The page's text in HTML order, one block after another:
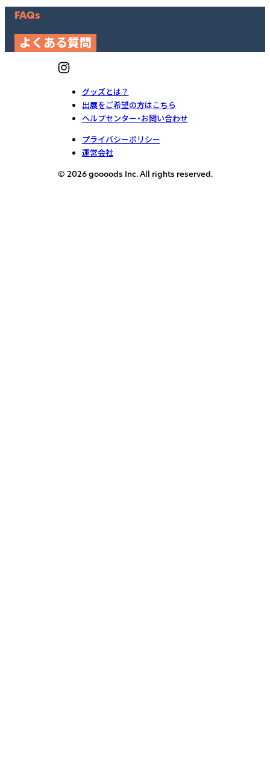
FAQs
よくある質問
グッズとは？
出展をご希望の方はこちら
ヘルプセンター・お問い合わせ
プライバシーポリシー
運営会社
© 2026 goooods Inc. All rights reserved.